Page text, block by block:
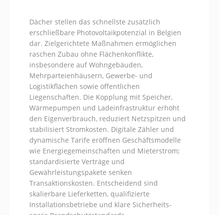
Dächer stellen das schnellste zusätzlich
erschließbare Photovoltaikpotenzial in Belgien
dar. Zielgerichtete Maßnahmen ermöglichen
raschen Zubau ohne Flächenkonflikte,
insbesondere auf Wohngebäuden,
Mehrparteienhäusern, Gewerbe- und
Logistikflächen sowie öffentlichen
Liegenschaften. Die Kopplung mit Speicher,
Wärmepumpen und Ladeinfrastruktur erhöht
den Eigenverbrauch, reduziert Netzspitzen und
stabilisiert Stromkosten. Digitale Zähler und
dynamische Tarife eröffnen Geschäftsmodelle
wie Energiegemeinschaften und Mieterstrom;
standardisierte Verträge und
Gewährleistungspakete senken
Transaktionskosten. Entscheidend sind
skalierbare Lieferketten, qualifizierte
Installationsbetriebe und klare Sicherheits-